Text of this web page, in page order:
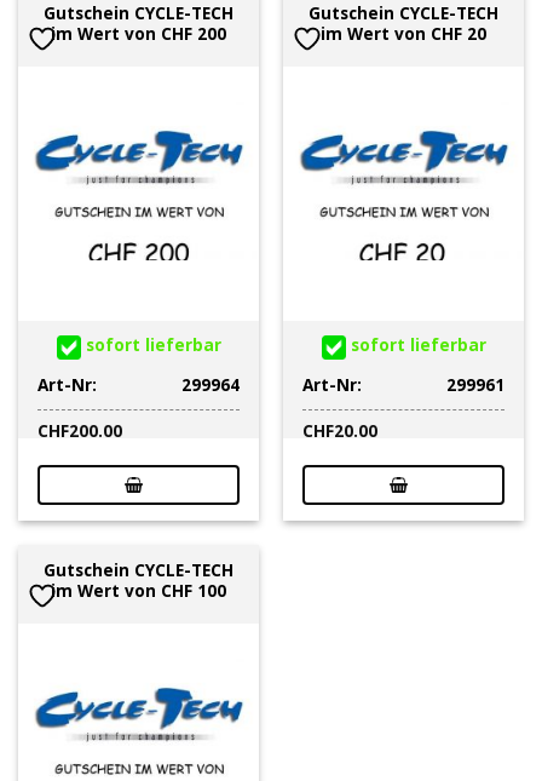
Gutschein CYCLE-TECH
im Wert von CHF 200
sofort lieferbar
Art-Nr:
299964
CHF200.00
Gutschein CYCLE-TECH
im Wert von CHF 20
sofort lieferbar
Art-Nr:
299961
CHF20.00
Gutschein CYCLE-TECH
im Wert von CHF 100